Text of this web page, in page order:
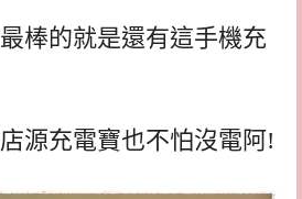
棒的就是還有這手機充
源充電寶也不怕沒電阿!